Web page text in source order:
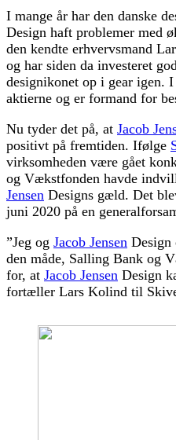
I mange år har den danske
Design haft problemer med
den kendte erhvervsmand
og har siden da investeret
designikonet op i gear igen.
aktierne og er formand for
Nu tyder det på, at Jacob
positivt på fremtiden. Ifølge
virksomheden være gået
og Vækstfonden havde
Jensen Designs gæld. Det
juni 2020 på en
”Jeg og Jacob Jensen Design
den måde, Salling Bank og
for, at Jacob Jensen Design
fortæller Lars Kolind til